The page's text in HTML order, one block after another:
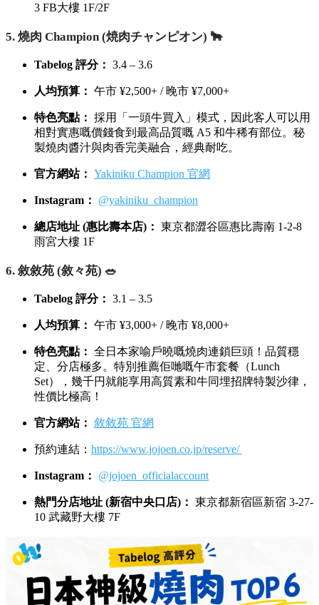
3 FB大樓 1F/2F
5. 燒肉 Champion (焼肉チャンピオン) 🐂
Tabelog 評分： 3.4 – 3.6
人均預算： 午市 ¥2,500+ / 晚市 ¥7,000+
特色亮點： 採用「一頭牛買入」模式，因此客人可以用
相對實惠嘅價錢食到最高品質嘅 A5 和牛稀有部位。秘
製燒肉醬汁與肉香完美融合，經典耐吃。
官方網站： Yakiniku Champion 官網
Instagram： @yakiniku_champion
總店地址 (惠比壽本店)： 東京都澀谷區惠比壽南 1-2-8
雨宮大樓 1F
6. 敘敘苑 (敘々苑) 🥗
Tabelog 評分： 3.1 – 3.5
人均預算： 午市 ¥3,000+ / 晚市 ¥8,000+
特色亮點： 全日本家喻戶曉嘅燒肉連鎖巨頭！品質穩
定、分店極多。特別推薦佢哋嘅午市套餐（Lunch
Set），幾千円就能享用高質素和牛同埋招牌特製沙律，
性價比極高！
官方網站： 敘敘苑 官網
預約連結： https://www.jojoen.co.jp/reserve/
Instagram： @jojoen_officialaccount
熱門分店地址 (新宿中央口店)： 東京都新宿區新宿 3-27-
10 武藏野大樓 7F